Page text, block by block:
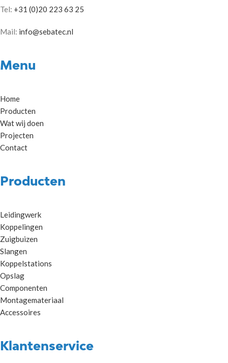
Tel: +31 (0)20 223 63 25
Mail: info@sebatec.nl
Menu
Home
Producten
Wat wij doen
Projecten
Contact
Producten
Leidingwerk
Koppelingen
Zuigbuizen
Slangen
Koppelstations
Opslag
Componenten
Montagemateriaal
Accessoires
Klantenservice